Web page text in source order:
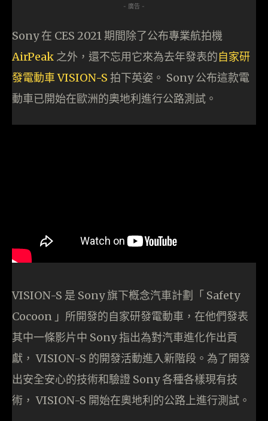
- 廣告 -
Sony 在 CES 2021 期間除了公布專業航拍機
AirPeak 之外，還不忘用它來為去年發表的自家研
發電動車 VISION-S 拍下英姿。 Sony 公布這款電
動車已開始在歐洲的奧地利進行公路測試。
VISION-S 是 Sony 旗下槪念汽車計劃「 Safety
Cocoon 」所開發的自家研發電動車，在他們發表
其中一條影片中 Sony 指出為對汽車進化作出貢
獻， VISION-S 的開發活動進入新階段。為了開發
出安全安心的技術和驗證 Sony 各種各樣現有技
術， VISION-S 開始在奧地利的公路上進行測試。